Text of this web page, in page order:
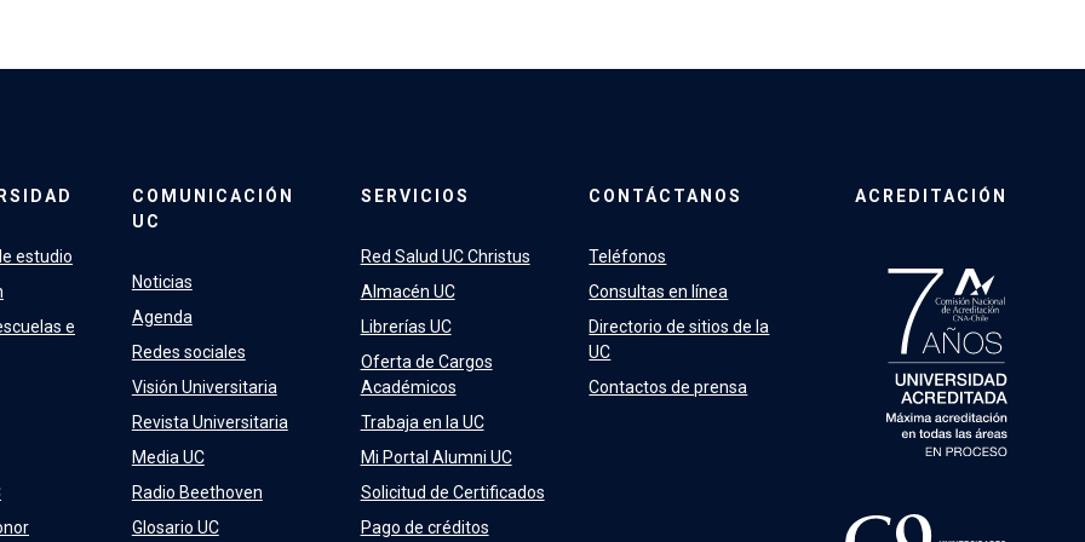
estudio
e
COMUNICACIÓN
UC
Noticias
Agenda
Redes sociales
Visión Universitaria
Revista Universitaria
Media UC
Radio Beethoven
Glosario UC
SERVICIOS
Red Salud UC Christus
Almacén UC
Librerías UC
Oferta de Cargos
Académicos
Trabaja en la UC
Mi Portal Alumni UC
Solicitud de Certificados
Pago de créditos
CONTÁCTANOS
Teléfonos
Consultas en línea
Directorio de sitios de la
UC
Contactos de prensa
ACREDITACIÓN